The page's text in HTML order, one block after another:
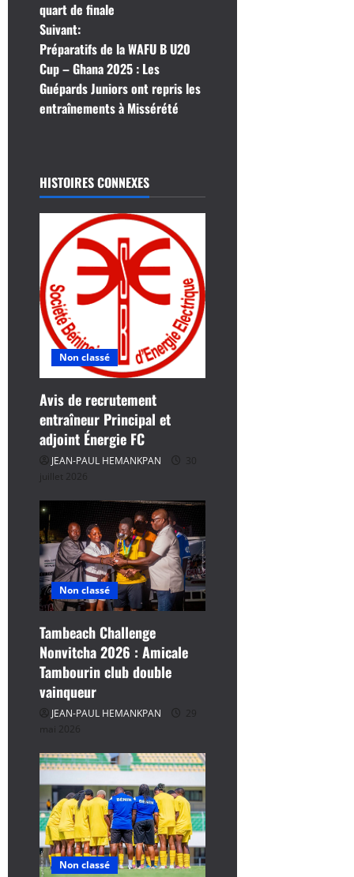
i
g
a
i
o
d
’
a
t
i
c
l
e
quart de finale
Suivant:
Préparatifs de la WAFU B U20
Cup – Ghana 2025 : Les
Guépards Juniors ont repris les
entraînements à Missérété
HISTOIRES CONNEXES
Non classé
Avis de recrutement
entraîneur Principal et
adjoint Énergie FC
JEAN-PAUL HEMANKPAN
30
juillet 2026
Non classé
Tambeach Challenge
Nonvitcha 2026 : Amicale
Tambourin club double
vainqueur
JEAN-PAUL HEMANKPAN
29
mai 2026
Non classé